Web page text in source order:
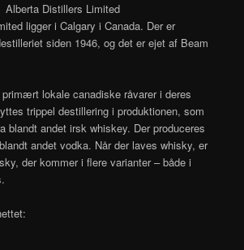
Alberta Distillers Limited
ligger i Calgary i Canada. Der er
siden 1946, og det er ejet af Beam
lokale canadiske råvarer i deres
trippel destillering i produktionen, som
blandt andet irsk whiskey. Der produceres
andet vodka. Når der laves whisky, er
der kommer i flere varianter – både i